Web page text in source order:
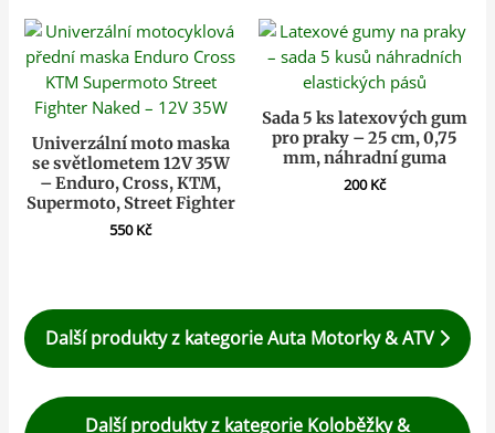
Univerzální moto maska
se světlometem 12V 35W
– Enduro, Cross, KTM,
Supermoto, Street Fighter
550Kč
Sada 5 ks latexových gum
pro praky – 25 cm, 0,75
mm, náhradní guma
200Kč
Další produkty z kategorie Auta Motorky & ATV
Další produkty z kategorie Koloběžky &